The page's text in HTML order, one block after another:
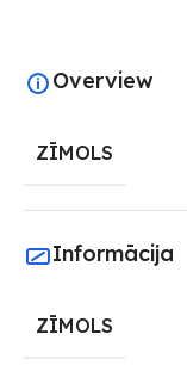
Overview
ZĪMOLS
Informācija
ZĪMOLS